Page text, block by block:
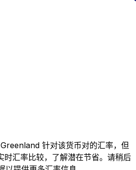
针对该货币对的汇率，但
时汇率比较，了解潜在节省。请稍后